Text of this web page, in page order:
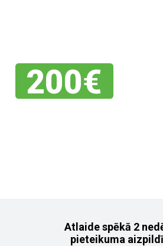
200€
Atlaide spēkā 2
pieteikuma